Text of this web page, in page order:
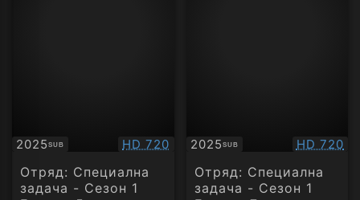
2025SUB
Субтитри Качество:
HD 720
Отряд: Специална
задача - Сезон 1
2025SUB
Субтитри HD 720
Отряд: Специална
задача - Сезон 1